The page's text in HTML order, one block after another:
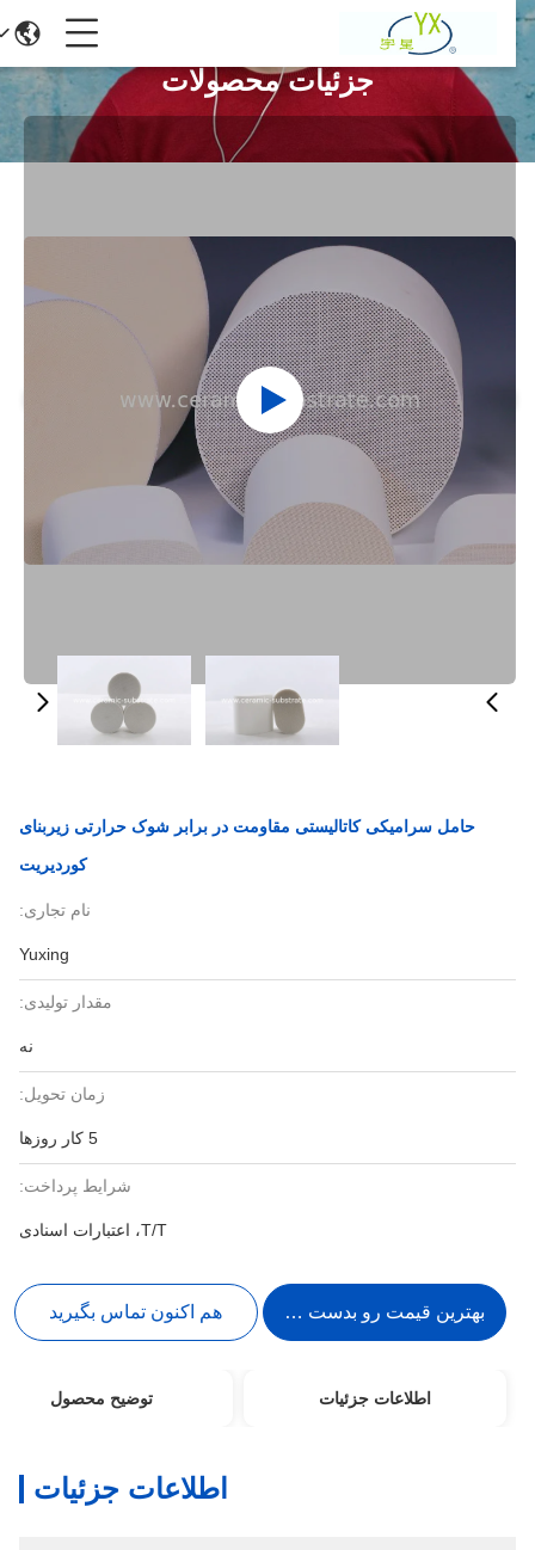
جزئیات محصولات
حامل سرامیکی کاتالیستی مقاومت در برابر شوک حرارتی زیربنای
کوردیریت
نام تجاری:
Yuxing
مقدار تولیدی:
نه
زمان تحویل:
5 کار روزها
شرایط پرداخت:
T/T، اعتبارات اسنادی
بهترین قیمت رو بدست بیار هم اکنون تماس بگیرید
اطلاعات جزئیات توضیح محصول
اطلاعات جزئیات